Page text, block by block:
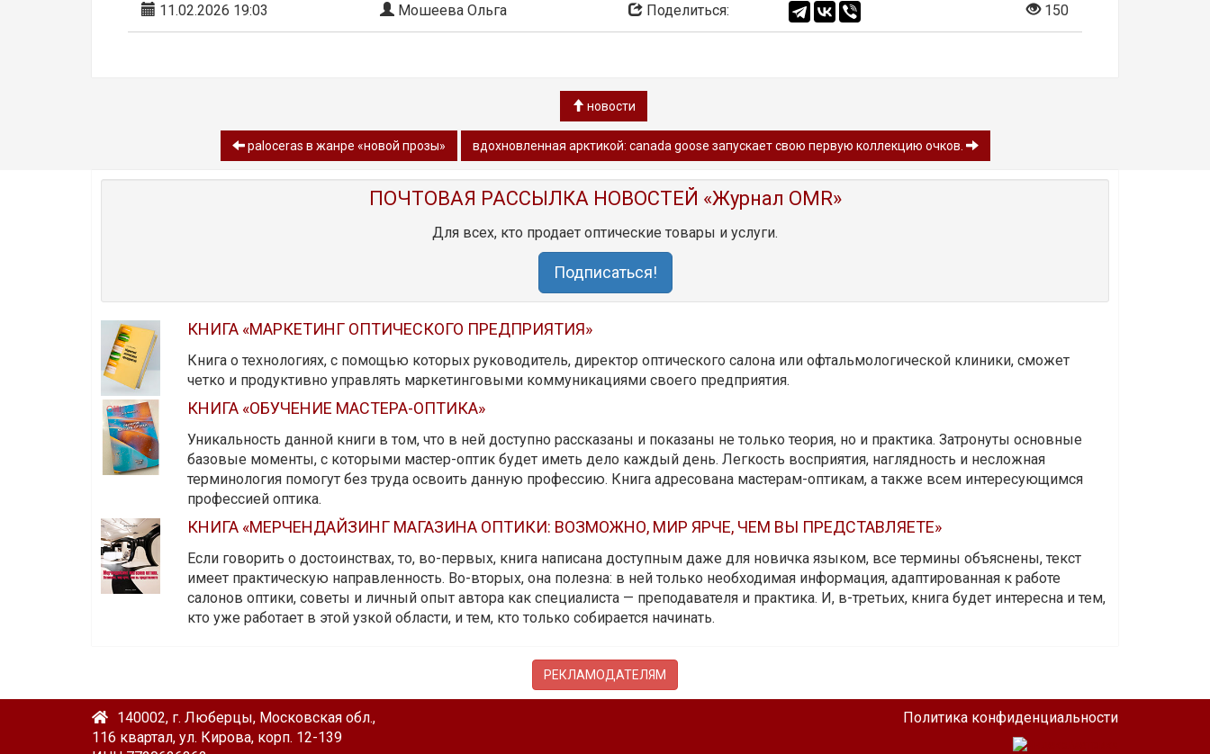
11.02.2026 19:03 Мошеева Ольга Поделиться: 150
новости
paloceras в жанре «новой прозы» вдохновленная арктикой: canada goose запускает свою первую коллекцию очков.
ПОЧТОВАЯ РАССЫЛКА НОВОСТЕЙ «Журнал OMR»
Для всех, кто продает оптические товары и услуги.
Подписаться!
КНИГА «МАРКЕТИНГ ОПТИЧЕСКОГО ПРЕДПРИЯТИЯ»
Книга о технологиях, с помощью которых руководитель, директор оптического салона или офтальмологической клиники, сможет
четко и продуктивно управлять маркетинговыми коммуникациями своего предприятия.
КНИГА «ОБУЧЕНИЕ МАСТЕРА-ОПТИКА»
Уникальность данной книги в том, что в ней доступно рассказаны и показаны не только теория, но и практика. Затронуты основные
базовые моменты, с которыми мастер-оптик будет иметь дело каждый день. Легкость восприятия, наглядность и несложная
терминология помогут без труда освоить данную профессию. Книга адресована мастерам-оптикам, а также всем интересующимся
профессией оптика.
КНИГА «МЕРЧЕНДАЙЗИНГ МАГАЗИНА ОПТИКИ: ВОЗМОЖНО, МИР ЯРЧЕ, ЧЕМ ВЫ ПРЕДСТАВЛЯЕТЕ»
Если говорить о достоинствах, то, во-первых, книга написана доступным даже для новичка языком, все термины объяснены, текст
имеет практическую направленность. Во-вторых, она полезна: в ней только необходимая информация, адаптированная к работе
салонов оптики, советы и личный опыт автора как специалиста — преподавателя и практика. И, в-третьих, книга будет интересна и тем,
кто уже работает в этой узкой области, и тем, кто только собирается начинать.
РЕКЛАМОДАТЕЛЯМ
140002, г. Люберцы, Московская обл.,
116 квартал, ул. Кирова, корп. 12-139
Политика конфиденциальности